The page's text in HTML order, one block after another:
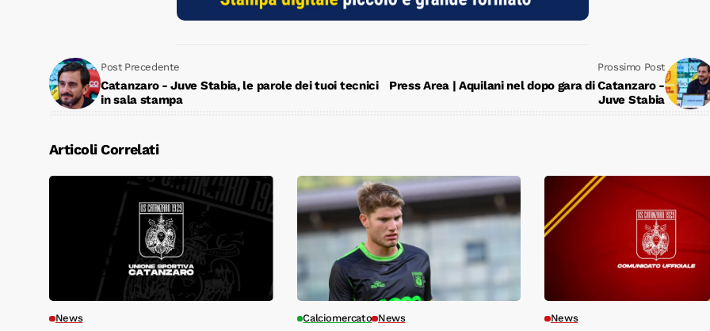
Post Precedente
Catanzaro - Juve Stabia, le parole dei tuoi tecnici
in sala stampa
Prossimo Post
Press Area | Aquilani nel dopo gara di Catanzaro -
Juve Stabia
Articoli Correlati
News Calciomercato News News